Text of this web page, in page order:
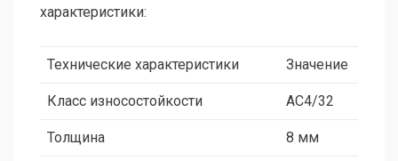
характеристики:
Технические характеристики Значение
Класс износостойкости AC4/32
Толщина 8 мм